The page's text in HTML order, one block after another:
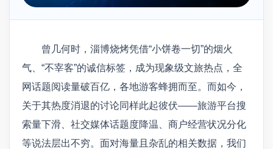
曾几何时，淄博烧烤凭借“小饼卷一切”的烟火
气、“不宰客”的诚信标签，成为现象级文旅热点，全
网话题阅读量破百亿，各地游客蜂拥而至。而如今，
关于其热度消退的讨论同样此起彼伏——旅游平台搜
索量下滑、社交媒体话题度降温、商户经营状况分化
等说法层出不穷。面对海量且杂乱的相关数据，我们